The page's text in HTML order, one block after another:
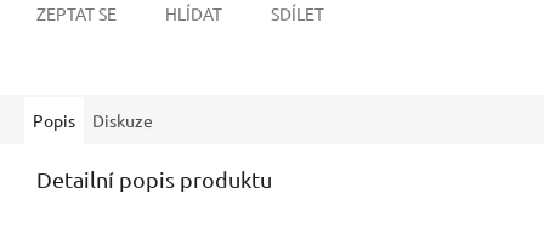
ZEPTAT SE HLÍDAT SDÍLET
Popis Diskuze
Detailní popis produktu